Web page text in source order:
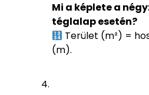
Mi a képlete a
téglalap esetén?
Terület (m²) =
(m).